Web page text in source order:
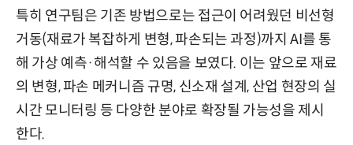
특히 연구팀은 기존 방법으로는 접근이 어려웠던 비선형
거동(재료가 복잡하게 변형, 파손되는 과정)까지 AI를 통
해 가상 예측·해석할 수 있음을 보였다. 이는 앞으로 재료
의 변형, 파손 메커니즘 규명, 신소재 설계, 산업 현장의 실
시간 모니터링 등 다양한 분야로 확장될 가능성을 제시
한다.